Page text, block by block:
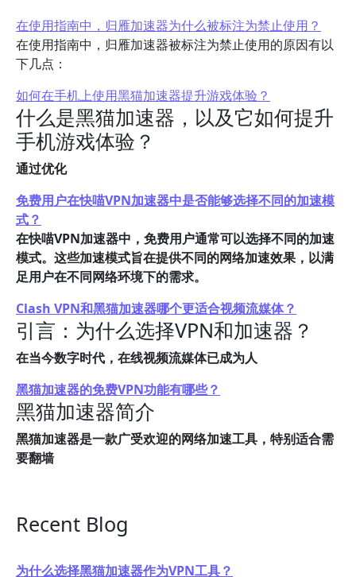
在使用指南中，归雁加速器为什么被标注为禁止使用？
在使用指南中，归雁加速器被标注为禁止使用的原因有以
下几点：
如何在手机上使用黑猫加速器提升游戏体验？
什么是黑猫加速器，以及它如何提升
手机游戏体验？
通过优化
免费用户在快喵VPN加速器中是否能够选择不同的加速模
式？
在快喵VPN加速器中，免费用户通常可以选择不同的加速
模式。这些加速模式旨在提供不同的网络加速效果，以满
足用户在不同网络环境下的需求。
Clash VPN和黑猫加速器哪个更适合视频流媒体？
引言：为什么选择VPN和加速器？
在当今数字时代，在线视频流媒体已成为人
黑猫加速器的免费VPN功能有哪些？
黑猫加速器简介
黑猫加速器是一款广受欢迎的网络加速工具，特别适合需
要翻墙
Recent Blog
为什么选择黑猫加速器作为VPN工具？